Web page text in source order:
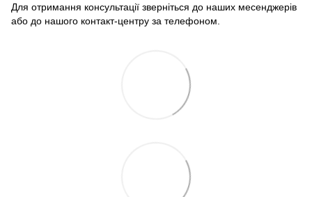
Для отримання консультації зверніться до наших месенджерів
або до нашого контакт-центру за телефоном.